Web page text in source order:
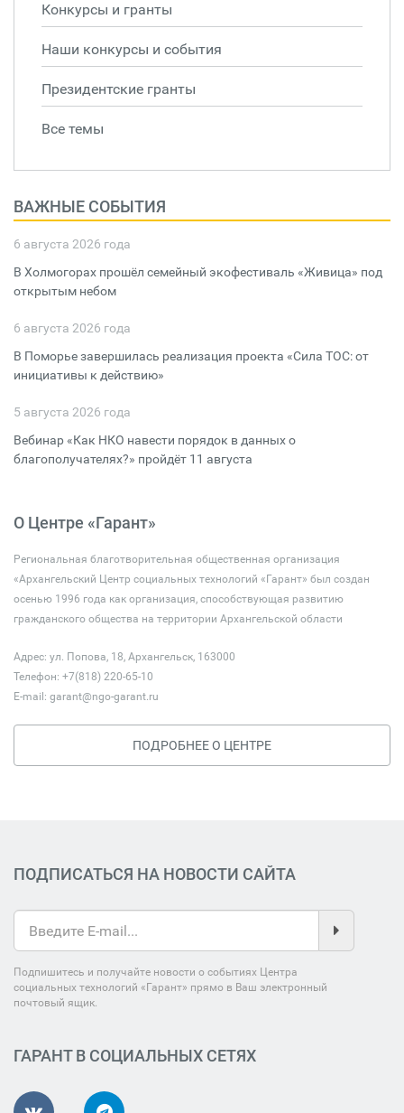
Конкурсы и гранты
Наши конкурсы и события
Президентские гранты
Все темы
ВАЖНЫЕ СОБЫТИЯ
6 августа 2026 года
В Холмогорах прошёл семейный экофестиваль «Живица» под
открытым небом
6 августа 2026 года
В Поморье завершилась реализация проекта «Сила ТОС: от
инициативы к действию»
5 августа 2026 года
Вебинар «Как НКО навести порядок в данных о
благополучателях?» пройдёт 11 августа
О Центре «Гарант»
Региональная благотворительная общественная организация
«Архангельский Центр социальных технологий «Гарант» был создан
осенью 1996 года как организация, способствующая развитию
гражданского общества на территории Архангельской области
Адрес: ул. Попова, 18, Архангельск, 163000
Телефон: +7(818) 220-65-10
E-mail: garant@ngo-garant.ru
ПОДРОБНЕЕ О ЦЕНТРЕ
ПОДПИСАТЬСЯ НА НОВОСТИ САЙТА
Подпишитесь и получайте новости о событиях Центра
социальных технологий «Гарант» прямо в Ваш электронный
почтовый ящик.
ГАРАНТ В СОЦИАЛЬНЫХ СЕТЯХ